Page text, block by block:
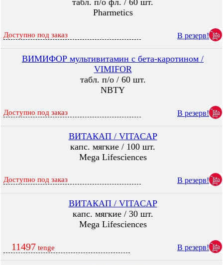
табл. п/о фл. / 60 шт.
Pharmetics
Доступно под заказ В резерв!
ВИМИФОР мультивитамин с бета-каротином /
VIMIFOR
табл. п/о / 60 шт.
NBTY
Доступно под заказ В резерв!
ВИТАКАП / VITACAP
капс. мягкие / 100 шт.
Mega Lifesciences
Доступно под заказ В резерв!
ВИТАКАП / VITACAP
капс. мягкие / 30 шт.
Mega Lifesciences
11497 tenge В резерв!